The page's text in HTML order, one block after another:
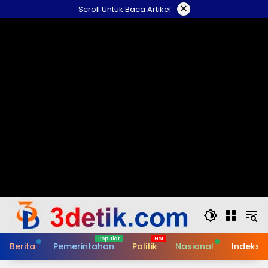
to
Scroll Untuk Baca Artikel ×
Berita Pemerintahan Politik Nasional Indeks